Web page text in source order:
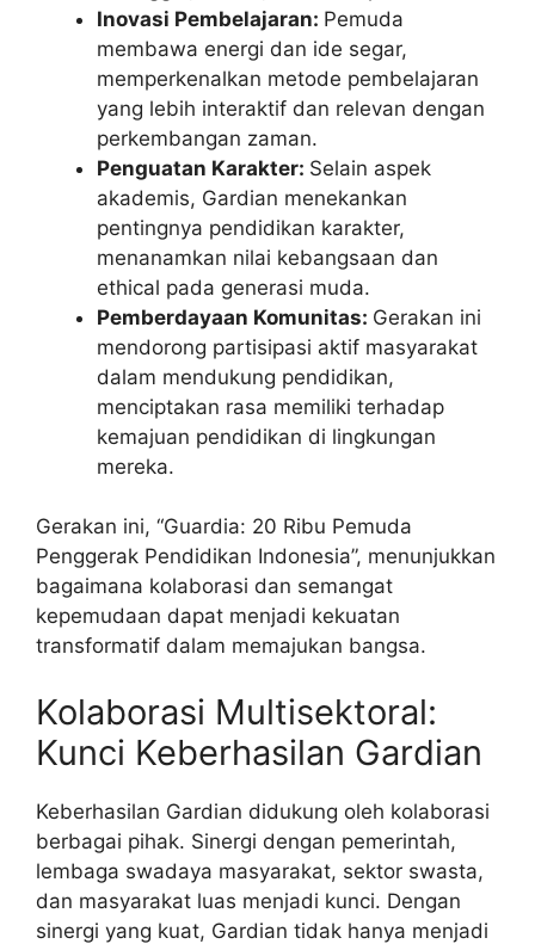
Inovasi Pembelajaran: Pemuda
membawa energi dan ide segar,
memperkenalkan metode pembelajaran
yang lebih interaktif dan relevan dengan
perkembangan zaman.
Penguatan Karakter: Selain aspek
akademis, Gardian menekankan
pentingnya pendidikan karakter,
menanamkan nilai kebangsaan dan
ethical pada generasi muda.
Pemberdayaan Komunitas: Gerakan ini
mendorong partisipasi aktif masyarakat
dalam mendukung pendidikan,
menciptakan rasa memiliki terhadap
kemajuan pendidikan di lingkungan
mereka.
Gerakan ini, “Guardia: 20 Ribu Pemuda
Penggerak Pendidikan Indonesia”, menunjukkan
bagaimana kolaborasi dan semangat
kepemudaan dapat menjadi kekuatan
transformatif dalam memajukan bangsa.
Kolaborasi Multisektoral:
Kunci Keberhasilan Gardian
Keberhasilan Gardian didukung oleh kolaborasi
berbagai pihak. Sinergi dengan pemerintah,
lembaga swadaya masyarakat, sektor swasta,
dan masyarakat luas menjadi kunci. Dengan
sinergi yang kuat, Gardian tidak hanya menjadi